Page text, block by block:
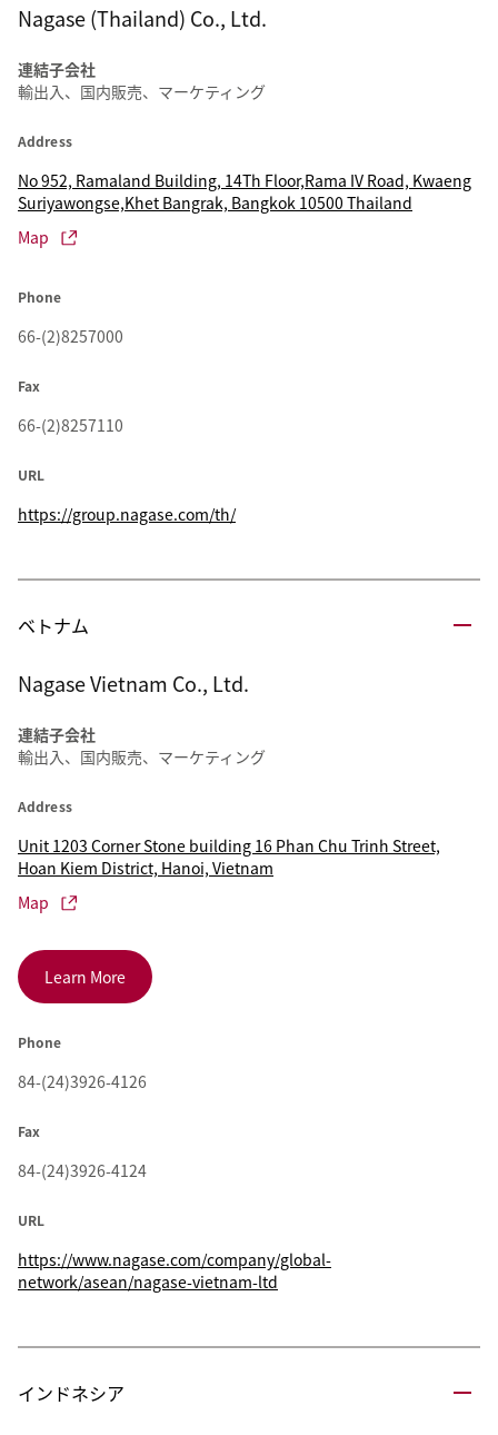
Nagase (Thailand) Co., Ltd.
連結子会社
輸出入、国内販売、マーケティング
Address
No 952, Ramaland Building, 14Th Floor,Rama IV Road, Kwaeng
Suriyawongse,Khet Bangrak, Bangkok 10500 Thailand
Map
Phone
66-(2)8257000
Fax
66-(2)8257110
URL
https://group.nagase.com/th/
ベトナム
Nagase Vietnam Co., Ltd.
連結子会社
輸出入、国内販売、マーケティング
Address
Unit 1203 Corner Stone building 16 Phan Chu Trinh Street,
Hoan Kiem District, Hanoi, Vietnam
Map
Learn More
Phone
84-(24)3926-4126
Fax
84-(24)3926-4124
URL
https://www.nagase.com/company/global-
network/asean/nagase-vietnam-ltd
インドネシア